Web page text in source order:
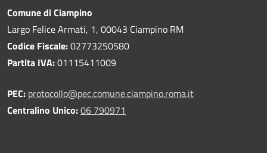
Comune di Ciampino
Largo Felice Armati, 1, 00043 Ciampino RM
Codice Fiscale:02773250580
Partita IVA:01115411009
PEC: protocollo@pec.comune.ciampino.roma.it
Centralino Unico:06 790971